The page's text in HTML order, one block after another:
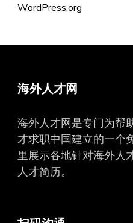
WordPress.org
海外人才网
海外人才网是专门为帮
才求职中国建立的一个
里展示各地针对海外人
人才简历。